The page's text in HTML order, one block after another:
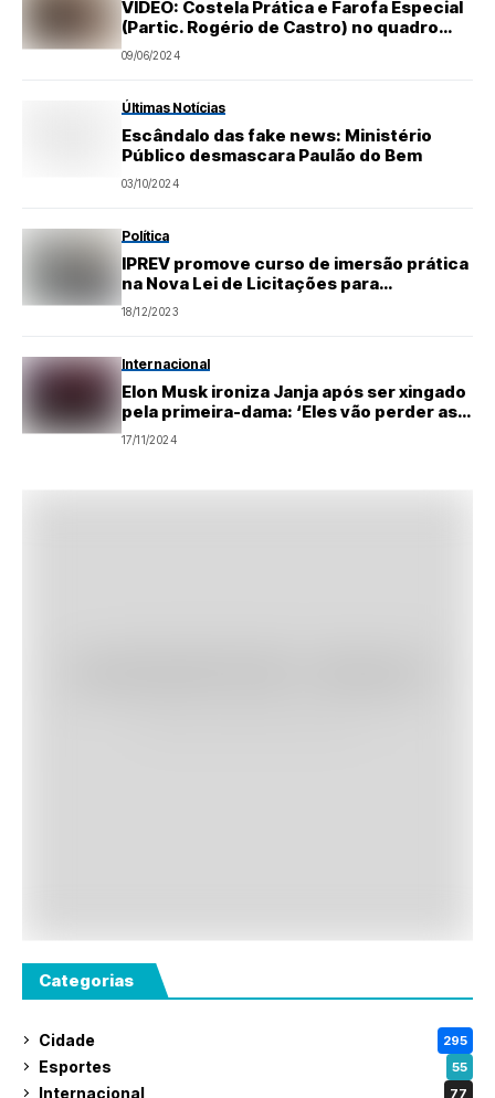
VÍDEO: Costela Prática e Farofa Especial
(Partic. Rogério de Castro) no quadro
Churrasqueadas
09/06/2024
Últimas Notícias
Escândalo das fake news: Ministério
Público desmascara Paulão do Bem
03/10/2024
Política
IPREV promove curso de imersão prática
na Nova Lei de Licitações para
servidores municipais
18/12/2023
Internacional
Elon Musk ironiza Janja após ser xingado
pela primeira-dama: ‘Eles vão perder as
próximas eleições’
17/11/2024
Categorias
Cidade 295
Esportes 55
Internacional 77